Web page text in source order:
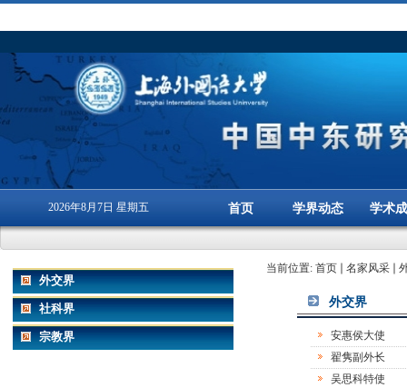
2026年8月7日 星期五 首页 学界动态 学术
外交界
社科界
宗教界
当前位置: 首页 名家风采
外交界
安惠侯大使
翟隽副外长
吴思科特使